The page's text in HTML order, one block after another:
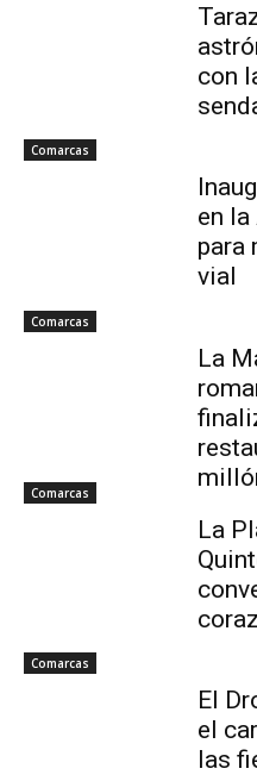
Comarcas
con
Comarcas
en la
para
vial
Comarcas
La
Comarcas
La
El
el
las